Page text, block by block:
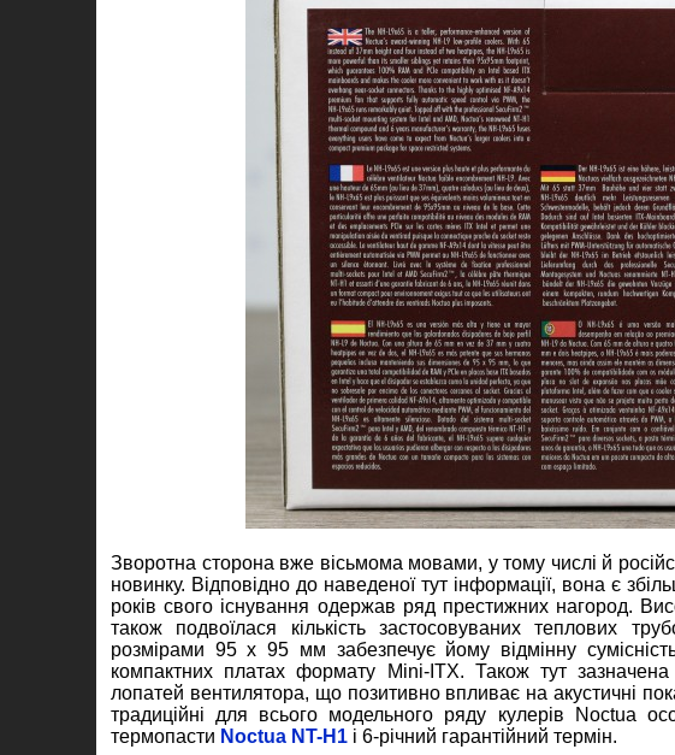
Зворотна сторона вже вісьмома мовами, у тому числі й
новинку. Відповідно до наведеної тут інформації, вона є
років свого існування одержав ряд престижних нагород.
також подвоїлася кількість застосовуваних теплових
розмірами 95 х 95 мм забезпечує йому відмінну
компактних платах формату Mini-ITX. Також тут
лопатей вентилятора, що позитивно впливає на акустичні
традиційні для всього модельного ряду кулерів Noctua
термопасти Noctua NT-H1 і 6-річний гарантійний термін.